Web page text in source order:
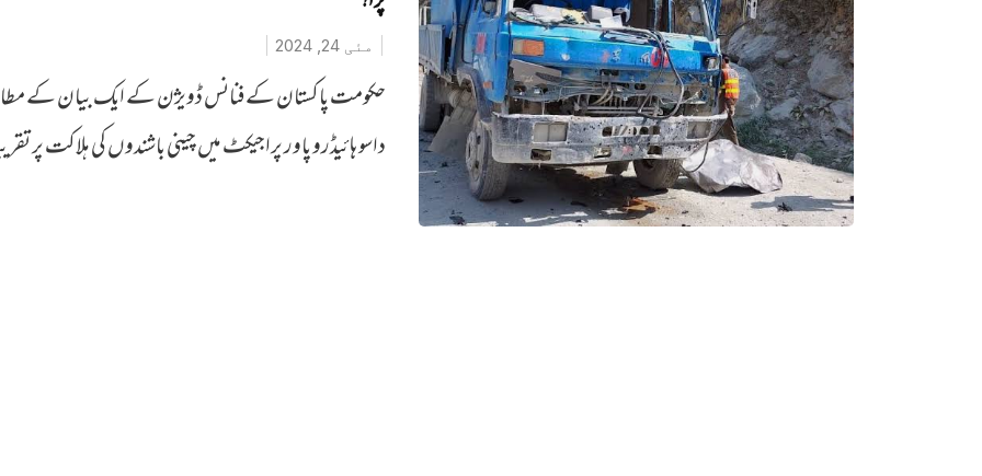
مئی 24, 2024
حکومت پاکستان کے فنانس ڈویژن کے ایک بیان کے
داسو ہائیڈرو پاور پراجیکٹ میں چینی باشندوں کی ہلاکت پر